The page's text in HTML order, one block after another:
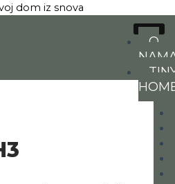
dom iz snova
O